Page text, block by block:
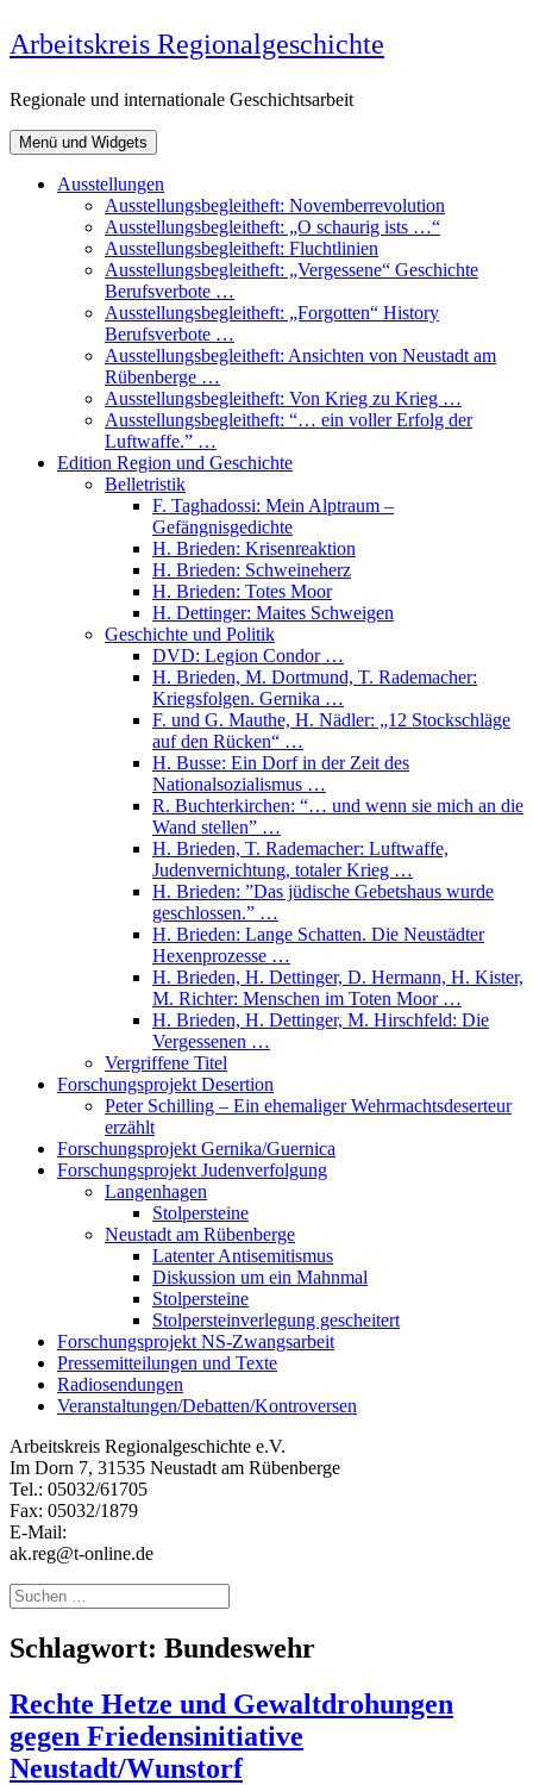
Zum
Inhalt
Arbeitskreis Regionalgeschichte
Regionale und internationale Geschichtsarbeit
Menü und Widgets
Ausstellungen
Ausstellungsbegleitheft: Novemberrevolution
Ausstellungsbegleitheft: „O schaurig ists …“
Ausstellungsbegleitheft: Fluchtlinien
Ausstellungsbegleitheft: „Vergessene“ Geschichte
Berufsverbote …
Ausstellungsbegleitheft: „Forgotten“ History
Berufsverbote …
Ausstellungsbegleitheft: Ansichten von Neustadt am
Rübenberge …
Ausstellungsbegleitheft: Von Krieg zu Krieg …
Ausstellungsbegleitheft: “… ein voller Erfolg der
Luftwaffe.” …
Edition Region und Geschichte
Belletristik
F. Taghadossi: Mein Alptraum –
Gefängnisgedichte
H. Brieden: Krisenreaktion
H. Brieden: Schweineherz
H. Brieden: Totes Moor
H. Dettinger: Maites Schweigen
Geschichte und Politik
DVD: Legion Condor …
H. Brieden, M. Dortmund, T. Rademacher:
Kriegsfolgen. Gernika …
F. und G. Mauthe, H. Nädler: „12 Stockschläge
auf den Rücken“ …
H. Busse: Ein Dorf in der Zeit des
Nationalsozialismus …
R. Buchterkirchen: “… und wenn sie mich an die
Wand stellen” …
H. Brieden, T. Rademacher: Luftwaffe,
Judenvernichtung, totaler Krieg …
H. Brieden: ”Das jüdische Gebetshaus wurde
geschlossen.” …
H. Brieden: Lange Schatten. Die Neustädter
Hexenprozesse …
H. Brieden, H. Dettinger, D. Hermann, H. Kister,
M. Richter: Menschen im Toten Moor …
H. Brieden, H. Dettinger, M. Hirschfeld: Die
Vergessenen …
Vergriffene Titel
Forschungsprojekt Desertion
Peter Schilling – Ein ehemaliger Wehrmachtsdeserteur
erzählt
Forschungsprojekt Gernika/Guernica
Forschungsprojekt Judenverfolgung
Langenhagen
Stolpersteine
Neustadt am Rübenberge
Latenter Antisemitismus
Diskussion um ein Mahnmal
Stolpersteine
Stolpersteinverlegung gescheitert
Forschungsprojekt NS-Zwangsarbeit
Pressemitteilungen und Texte
Radiosendungen
Veranstaltungen/Debatten/Kontroversen
Arbeitskreis Regionalgeschichte e.V.
Im Dorn 7, 31535 Neustadt am Rübenberge
Tel.: 05032/61705
Fax: 05032/1879
E-Mail:
ak.reg@t-online.de
Suchen
nach:
Schlagwort: Bundeswehr
Rechte Hetze und Gewaltdrohungen
gegen Friedensinitiative
Neustadt/Wunstorf